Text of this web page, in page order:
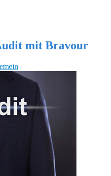
mit Bravour